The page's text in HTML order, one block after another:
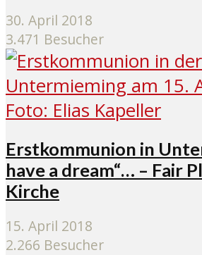
30. April 2018
3.471 Besucher
Erstkommunion in
have a dream“… – Fair
Kirche
15. April 2018
2.266 Besucher